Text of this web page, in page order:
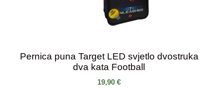
Pernica puna Target LED svjetlo dvostruka
dva kata Football
19,90 €